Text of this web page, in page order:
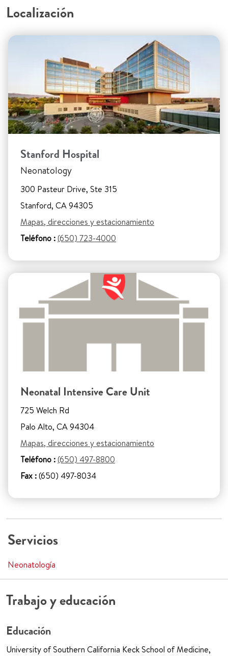
Localización
Stanford Hospital
Neonatology
300 Pasteur Drive, Ste 315
Stanford, CA 94305
Mapas, direcciones y estacionamiento
Teléfono :(650) 723-4000
Neonatal Intensive Care Unit
725 Welch Rd
Palo Alto, CA 94304
Mapas, direcciones y estacionamiento
Teléfono :(650) 497-8800
Fax :(650) 497-8034
Servicios
Neonatología
Trabajo y educación
Educación
University of Southern California Keck School of Medicine,